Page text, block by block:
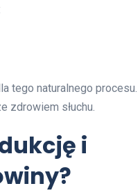
tego naturalnego procesu.
zdrowiem słuchu.
i